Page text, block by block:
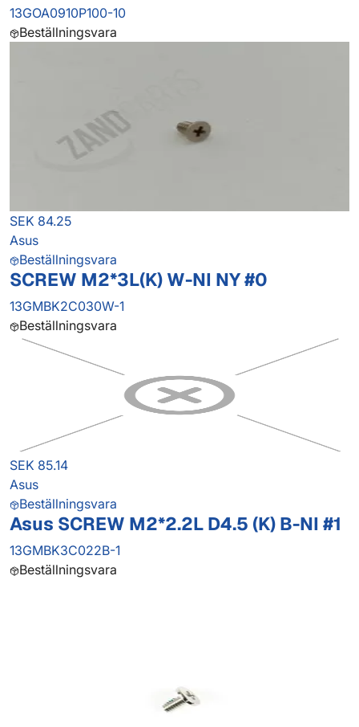
13GOA0910P100-10
Beställningsvara
SEK 84.25
Asus
Beställningsvara
SCREW M2*3L(K) W-NI NY #0
13GMBK2C030W-1
Beställningsvara
SEK 85.14
Asus
Beställningsvara
Asus SCREW M2*2.2L D4.5 (K) B-NI #1
13GMBK3C022B-1
Beställningsvara